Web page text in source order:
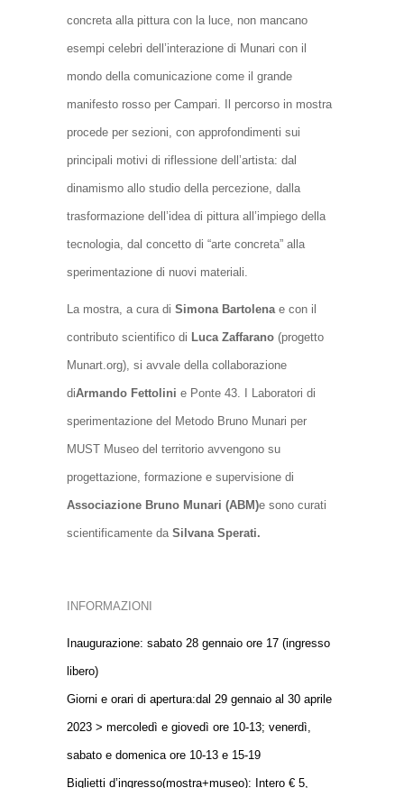
concreta alla pittura con la luce, non mancano
esempi celebri dell’interazione di Munari con il
mondo della comunicazione come il grande
manifesto rosso per Campari. Il percorso in mostra
procede per sezioni, con approfondimenti sui
principali motivi di riflessione dell’artista: dal
dinamismo allo studio della percezione, dalla
trasformazione dell’idea di pittura all’impiego della
tecnologia, dal concetto di “arte concreta” alla
sperimentazione di nuovi materiali.
La mostra, a cura di Simona Bartolena e con il
contributo scientifico di Luca Zaffarano (progetto
Munart.org), si avvale della collaborazione
diArmando Fettolini e Ponte 43 . I Laboratori di
sperimentazione del Metodo Bruno Munari per
MUST Museo del territorio avvengono su
progettazione, formazione e supervisione di
Associazione Bruno Munari (ABM)e sono curati
scientificamente da Silvana Sperati.
INFORMAZIONI
Inaugurazione: sabato 28 gennaio ore 17 (ingresso
libero)
Giorni e orari di apertura:dal 29 gennaio al 30 aprile
2023 > mercoledì e giovedì ore 10-13; venerdì,
sabato e domenica ore 10-13 e 15-19
Biglietti d’ingresso(mostra+museo): Intero € 5,